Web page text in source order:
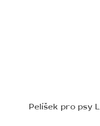
Pelíšek pro psy